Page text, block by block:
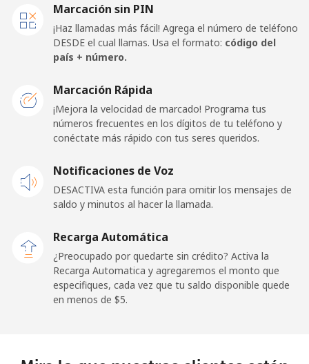
Línea fija
⁦199.5c⁩
San Marino
Línea fija ⁦33.9c⁩ 14 min por ⁦$5⁩ -
Sao Tome And Principe
country
⁦319.5c⁩
Saudi Arabia
Marcación sin PIN
¡Haz llamadas más fácil! Agrega el número de teléfono
DESDE el cual llamas. Usa el formato: código del
país + número.
Marcación Rápida
¡Mejora la velocidad de marcado! Programa tus
números frecuentes en los dígitos de tu teléfono y
conéctate más rápido con tus seres queridos.
Notificaciones de Voz
DESACTIVA esta función para omitir los mensajes de
saldo y minutos al hacer la llamada.
Recarga Automática
¿Preocupado por quedarte sin crédito? Activa la
Recarga Automatica y agregaremos el monto que
especifiques, cada vez que tu saldo disponible quede
en menos de ⁦$5⁩.